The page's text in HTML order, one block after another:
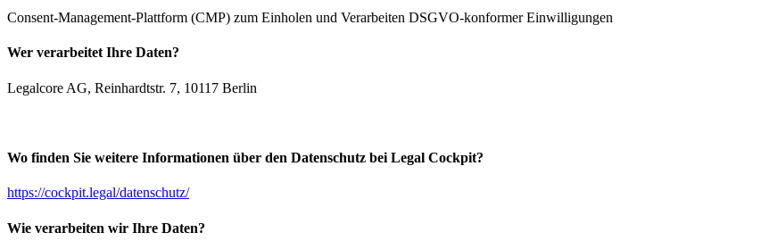
Consent-Management-Plattform (CMP) zum Einholen und Verarbeiten DSGVO-konformer Einwilligungen
Wer verarbeitet Ihre Daten?
Legalcore AG, Reinhardtstr. 7, 10117 Berlin
Wo finden Sie weitere Informationen über den Datenschutz bei Legal Cockpit?
https://cockpit.legal/datenschutz/
Wie verarbeiten wir Ihre Daten?